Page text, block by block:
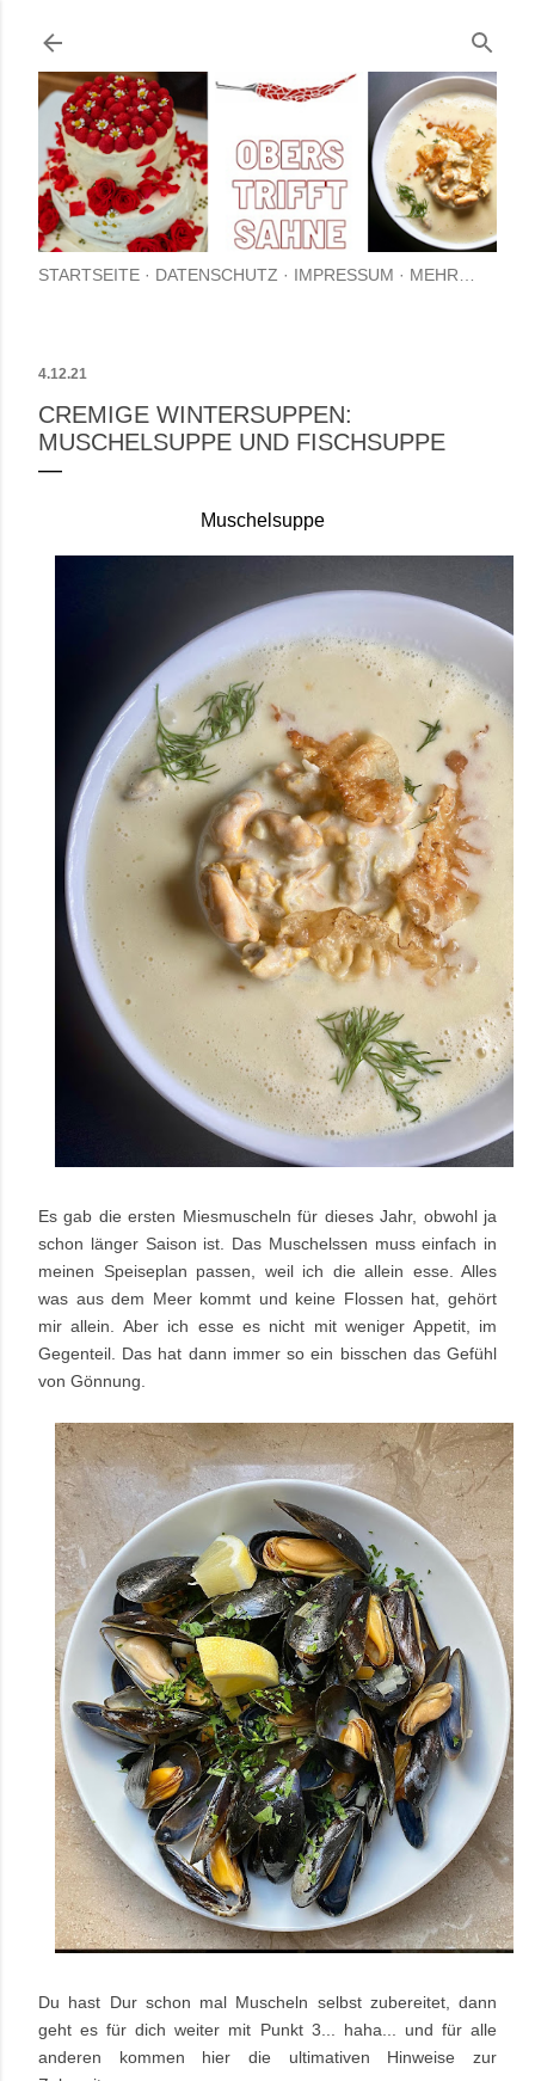
STARTSEITE DATENSCHUTZ IMPRESSUM MEHR…
4.12.21
CREMIGE WINTERSUPPEN:
MUSCHELSUPPE UND FISCHSUPPE
Muschelsuppe
Es gab die ersten Miesmuscheln für dieses Jahr, obwohl ja
schon länger Saison ist. Das Muschelssen muss einfach in
meinen Speiseplan passen, weil ich die allein esse. Alles
was aus dem Meer kommt und keine Flossen hat, gehört
mir allein. Aber ich esse es nicht mit weniger Appetit, im
Gegenteil. Das hat dann immer so ein bisschen das Gefühl
von Gönnung.
Du hast Dur schon mal Muscheln selbst zubereitet, dann
geht es für dich weiter mit Punkt 3... haha... und für alle
anderen kommen hier die ultimativen Hinweise zur